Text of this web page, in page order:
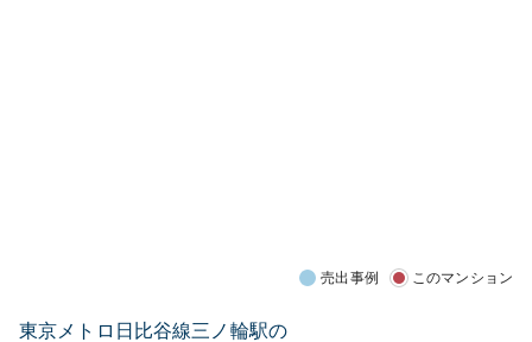
売出事例 このマンション
東京メトロ日比谷線三ノ輪駅の